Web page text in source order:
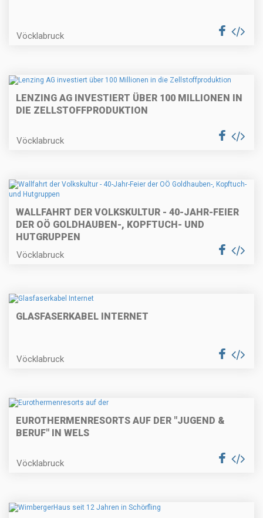
Vöcklabruck
LENZING AG INVESTIERT ÜBER 100 MILLIONEN IN
DIE ZELLSTOFFPRODUKTION
Vöcklabruck
WALLFAHRT DER VOLKSKULTUR - 40-JAHR-FEIER
DER OÖ GOLDHAUBEN-, KOPFTUCH- UND
HUTGRUPPEN
Vöcklabruck
GLASFASERKABEL INTERNET
Vöcklabruck
EUROTHERMENRESORTS AUF DER "JUGEND &
BERUF" IN WELS
Vöcklabruck